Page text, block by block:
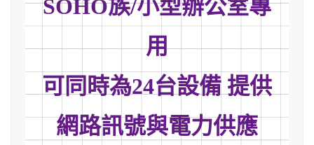
SOHO族/小型辦公室專
用
可同時為24台設備 提供
網路訊號與電力供應